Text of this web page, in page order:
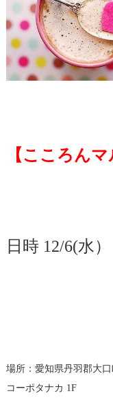
【こころんマ
日時 12/6(水
場所：愛知県丹羽郡大
コーポタナカ 1F